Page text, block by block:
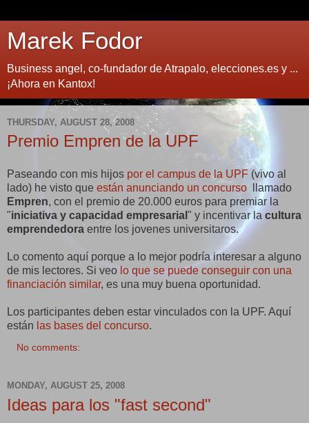
Marek Fodor
Business angel, co-fundador de Atrapalo, elecciones.es y ...
¡Ahora en Kantox!
THURSDAY, AUGUST 28, 2008
Premio Empren de la UPF
Paseando con mis hijos por el campus de la UPF (vivo al
lado) he visto que están anunciando un concurso
llamado
Empren, con el premio de 20.000 euros para premiar la
"iniciativa y capacidad empresarial " y incentivar la cultura
emprendedora entre los jovenes universitaros.
Lo comento aquí porque a lo mejor podría interesar a alguno
de mis lectores. Si veo lo que se puede conseguir con una
financiación similar, es una muy buena oportunidad.
Los participantes deben estar vinculados con la UPF. Aquí
están las bases del concurso.
No comments:
MONDAY, AUGUST 25, 2008
Ideas para los "fast second"